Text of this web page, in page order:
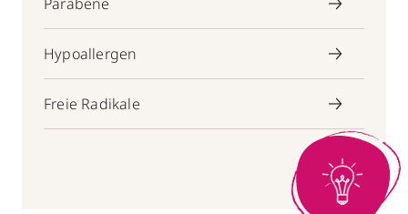
Hypoallergen
Freie Radikale